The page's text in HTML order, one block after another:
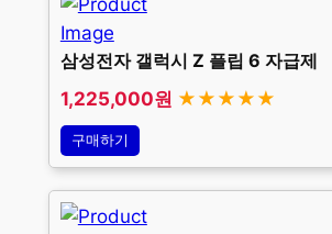
삼성전자 갤럭시 Z 플립 6 자급제
1,225,000원 ★★★★★
구매하기